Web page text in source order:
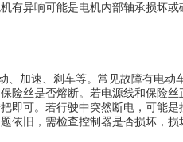
有异响可能是电机内部轴承损坏
、加速、刹车等。常见故障有电
险丝是否熔断。若电源线和保险
即可。若行驶中突然断电，可能
依旧，需检查控制器是否损坏，损